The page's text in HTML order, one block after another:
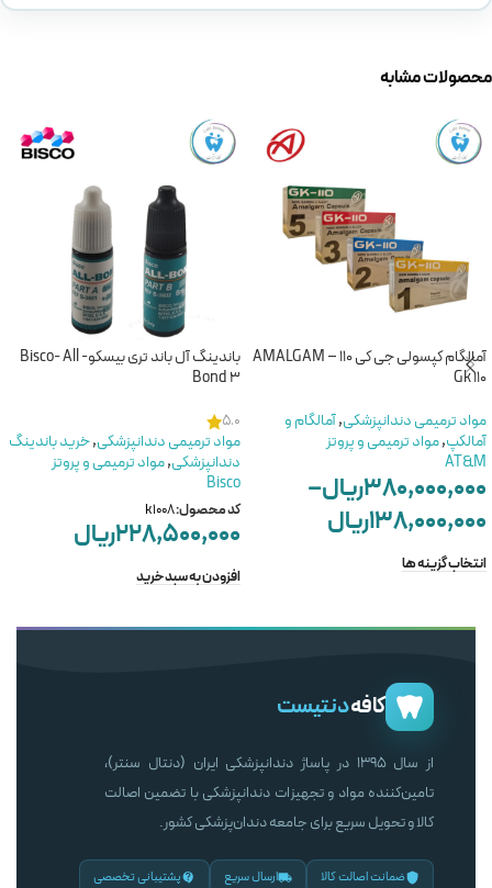
محصولات مشابه
آمالگام کپسولی جی کی 110 – AMALGAM
Gk 110
مواد ترمیمی دندانپزشکی,آمالگام و
آمالکپ,مواد ترمیمی و پروتز
AT&M
۳۸۰,۰۰۰,۰۰۰ریال–
۱۳۸,۰۰۰,۰۰۰ریال
انتخاب گزینه ها
باندینگ آل باند تری بیسکو- Bisco- All
Bond 3
5.0
مواد ترمیمی دندانپزشکی,خرید باندینگ
دندانپزشکی,مواد ترمیمی و پروتز
Bisco
کد محصول:k1008
۲۲۸,۵۰۰,۰۰۰ریال
افزودن به سبد خرید
کافهدنتیست
از سال ۱۳۹۵ در پاساژ دندانپزشکی ایران (دنتال سنتر)،
تامین‌کننده مواد و تجهیزات دندانپزشکی با تضمین اصالت
کالا و تحویل سریع برای جامعه دندان‌پزشکی کشور.
ضمانت اصالت کالا ارسال سریع پشتیبانی تخصصی